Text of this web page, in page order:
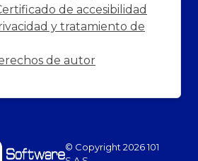
de accesibilidad
y tratamiento de
de autor
© Copyright2026101